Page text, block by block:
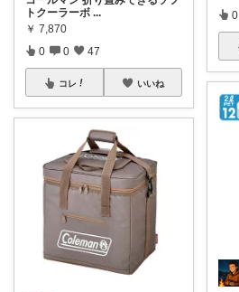
トクーラーボ ...
￥ 7,870
0 0 47
コレ いいね
0